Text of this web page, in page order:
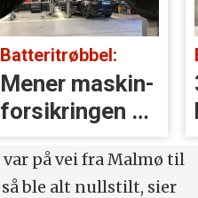
Batteritrøbbel:
Mener maskin­
forsikringen er
nærmest
verdiløs
på vei fra Malmø til
ble alt nullstilt, sier